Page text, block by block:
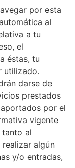
por esta
al
a tu
el
éstas, tu
utilizado.
darse de
prestados
por el
vigente
tanto al
algún
y/o entradas,